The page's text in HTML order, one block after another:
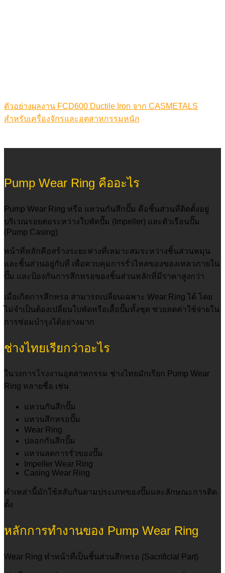
ตัวอย่างผลงาน FCD600 Ductile Iron จาก CASMETALS
สำหรับเครื่องจักรและอุตสาหกรรมหนัก
Pump Wear Ring คืออะไร
Pump Wear Ring หรือ แหวนกันสึกปั๊ม คือชิ้นส่วนที่ติดตั้งอยู่
บริเวณรอยต่อระหว่างใบพัดปั๊ม (Impeller) และตัวเรือนปั๊ม
(Pump Casing)
หน้าที่หลักคือสร้างระยะห่างที่เหมาะสมระหว่างชิ้นส่วนหมุน
และชิ้นส่วนอยู่กับที่ เพื่อควบคุมการรั่วไหลของของเหลวภายใน
ปั๊ม และป้องกันการสึกหรอของชิ้นส่วนหลักที่มีราคาสูงกว่า
เมื่อเกิดการสึกหรอ สามารถเปลี่ยนเฉพาะ Wear Ring ได้ โดย
ไม่จำเป็นต้องเปลี่ยนใบพัดหรือเสื้อปั๊มทั้งชุด ช่วยลดค่าใช้จ่ายใน
การซ่อมบำรุงได้อย่างมาก
ช่างไทยเรียกว่าอะไร
ในวงการโรงงานอุตสาหกรรม ช่างไทยมักเรียก Pump Wear
Ring หลายชื่อ เช่น
แหวนกันสึกปั๊ม
แหวนสึกหรอปั๊ม
Wear Ring
ปลอกกันสึกปั๊ม
แหวนลดการรั่วของปั๊ม
Impeller Wear Ring
Casing Wear Ring
คำเหล่านี้มักใช้สลับกันตามประเภทของปั๊มและลักษณะการติด
ตั้ง
หลักการทำงานของ Pump Wear Ring
Wear Ring ทำหน้าที่เป็นชิ้นส่วนสึกหรอ (Sacrificial Part)